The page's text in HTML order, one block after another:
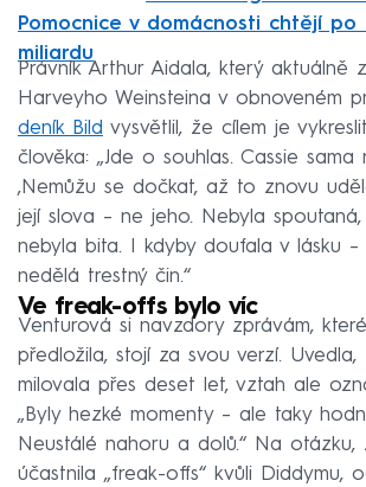
Pomocnice v domácnosti chtějí po
miliardu
Právník Arthur Aidala, který aktuálně
Harveyho Weinsteina v obnoveném
deník Bild vysvětlil, že cílem je
člověka: „Jde o souhlas. Cassie sama
‚Nemůžu se dočkat, až to znovu
její slova – ne jeho. Nebyla
nebyla bita. I kdyby doufala v lásku
nedělá trestný čin.“
Ve freak-offs bylo víc
Venturová si navzdory zprávám,
předložila, stojí za svou verzí.
milovala přes deset let, vztah ale
„Byly hezké momenty – ale taky
Neustálé nahoru a dolů.“ Na otázku,
účastnila „freak-offs“ kvůli Diddymu,